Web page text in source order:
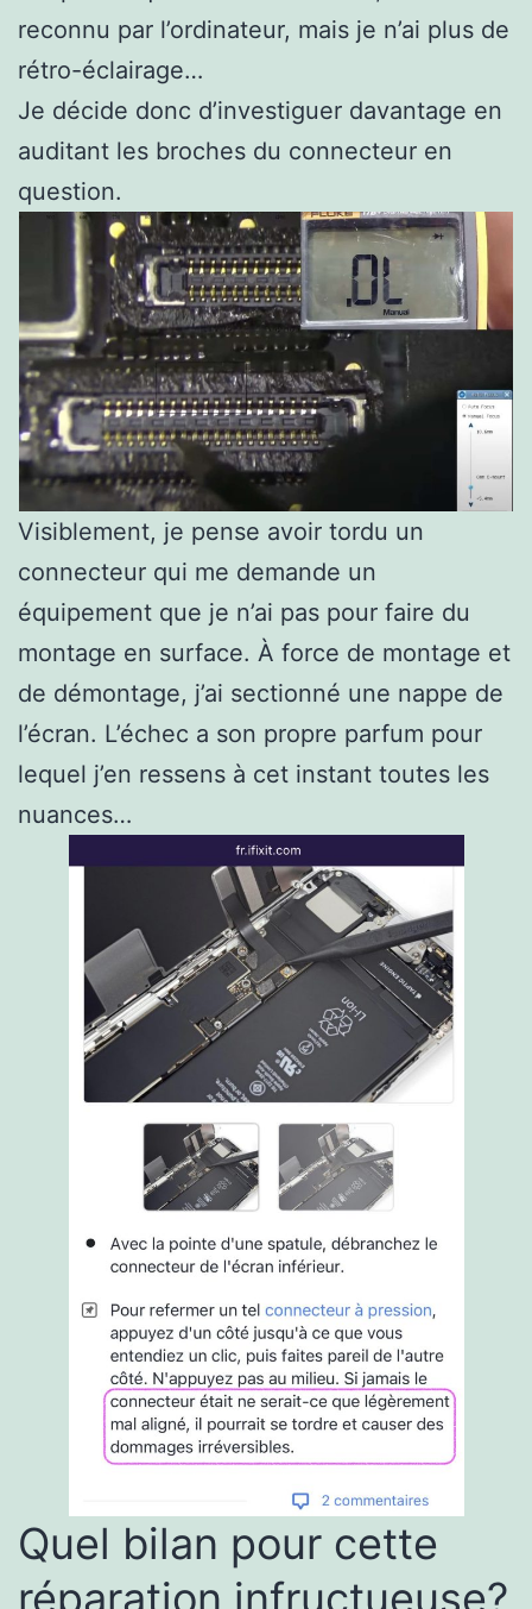
reconnu par l’ordinateur, mais je n’ai plus de
rétro-éclairage…
Je décide donc d’investiguer davantage en
auditant les broches du connecteur en
question.
Visiblement, je pense avoir tordu un
connecteur qui me demande un
équipement que je n’ai pas pour faire du
montage en surface. À force de montage et
de démontage, j’ai sectionné une nappe de
l’écran. L’échec a son propre parfum pour
lequel j’en ressens à cet instant toutes les
nuances…
Quel bilan pour cette
réparation infructueuse?